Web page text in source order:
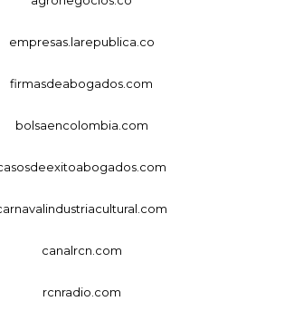
empresas.larepublica.co
firmasdeabogados.com
bolsaencolombia.com
canalrcn.com
rcnradio.com